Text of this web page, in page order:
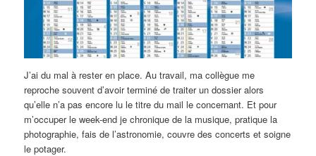
J’ai du mal à rester en place. Au travail, ma collègue me
reproche souvent d’avoir terminé de traiter un dossier alors
qu’elle n’a pas encore lu le titre du mail le concernant. Et pour
m’occuper le week-end je chronique de la musique, pratique la
photographie, fais de l’astronomie, couvre des concerts et soigne
le potager.